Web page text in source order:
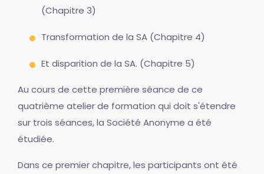
(Chapitre 3)
Transformation de la SA (Chapitre 4)
Et disparition de la SA. (Chapitre 5)
Au cours de cette première séance de ce
quatrième atelier de formation qui doit s'étendre
sur trois séances, la Société Anonyme a été
étudiée.
Dans ce premier chapitre, les participants ont été